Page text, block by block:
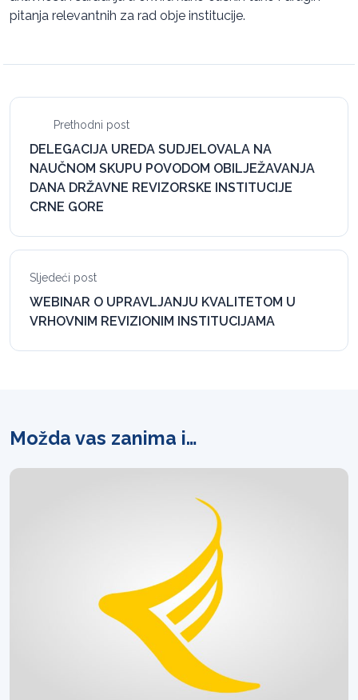
pitanja relevantnih za rad obje institucije.
Prethodni post
DELEGACIJA UREDA SUDJELOVALA NA
NAUČNOM SKUPU POVODOM OBILJEŽAVANJA
DANA DRŽAVNE REVIZORSKE INSTITUCIJE
CRNE GORE
Sljedeći post
WEBINAR O UPRAVLJANJU KVALITETOM U
VRHOVNIM REVIZIONIM INSTITUCIJAMA
Možda vas zanima i…